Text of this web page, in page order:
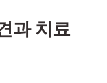
과 치료